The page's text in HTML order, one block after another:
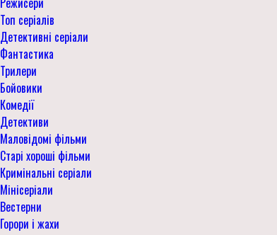
Топ серіалів
Детективні серіали
Фантастика
Трилери
Бойовики
Комедії
Детективи
Маловідомі фільми
Старі хороші фільми
Кримінальні серіали
Мінісеріали
Вестерни
Горори і жахи